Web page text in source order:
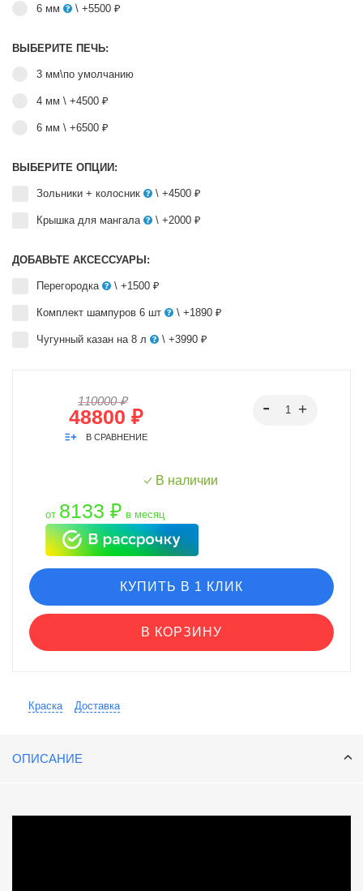
6 мм \ +5500 ₽
ВЫБЕРИТЕ ПЕЧЬ:
3 мм\по умолчанию
4 мм \ +4500 ₽
6 мм \ +6500 ₽
ВЫБЕРИТЕ ОПЦИИ:
Зольники + колосник \ +4500 ₽
Крышка для мангала \ +2000 ₽
ДОБАВЬТЕ АКСЕССУАРЫ:
Перегородка \ +1500 ₽
Комплект шампуров 6 шт \ +1890 ₽
Чугунный казан на 8 л \ +3990 ₽
110000 ₽
48800 ₽
В СРАВНЕНИЕ
В наличии
от 8133 ₽ в месяц
КУПИТЬ В 1 КЛИК
В КОРЗИНУ
Краска Доставка
ОПИСАНИЕ